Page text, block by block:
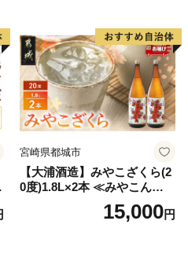
宮崎県都城市
【大浦酒造】みやこざくら(2
0度)1.8L×2本 ≪みやこんじょ
特急便≫_MJ-077115,000円